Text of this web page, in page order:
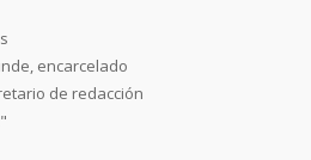
encarcelado
de redacción